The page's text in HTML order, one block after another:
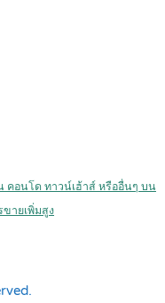
อนโด ทาวน์เฮ้าส์ หรืออื่นๆ บน
ขายเพิ่มสูง